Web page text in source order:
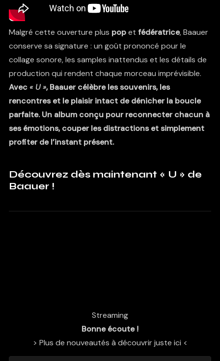
Malgré cette ouverture plus popet fédératrice, Baauer
conserve sa signature : un goût prononcé pour le
collage sonore, les samples inattendus et les détails de
production qui rendent chaque morceau imprévisible.
Avec « U », Baauer célèbre les souvenirs, les
rencontres et le plaisir intact de dénicher la boucle
parfaite. Un album conçu pour reconnecter chacun à
ses émotions, couper les distractions et simplement
profiter de l’instant présent.
Découvrez dès maintenant « U » de
Baauer !
Streaming
Bonne écoute !
> Plus de nouveautés à découvrir juste ici <